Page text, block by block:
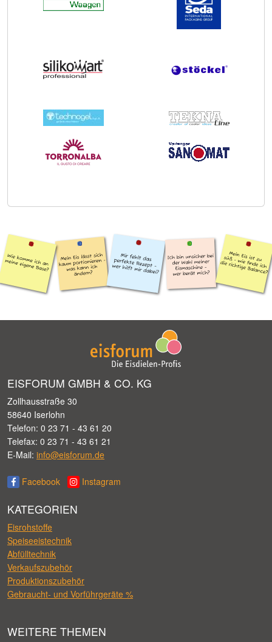
EISFORUM GMBH & CO. KG
Zollhausstraße 30
58640 Iserlohn
Telefon: 0 23 71 - 43 61 20
Telefax: 0 23 71 - 43 61 21
E-Mail: info@eisforum.de
Facebook Instagram
KATEGORIEN
Eisrohstoffe
Speiseeistechnik
Abfülltechnik
Verkaufszubehör
Produktionszubehör
Gebraucht- und Vorführgeräte %
WEITERE THEMEN